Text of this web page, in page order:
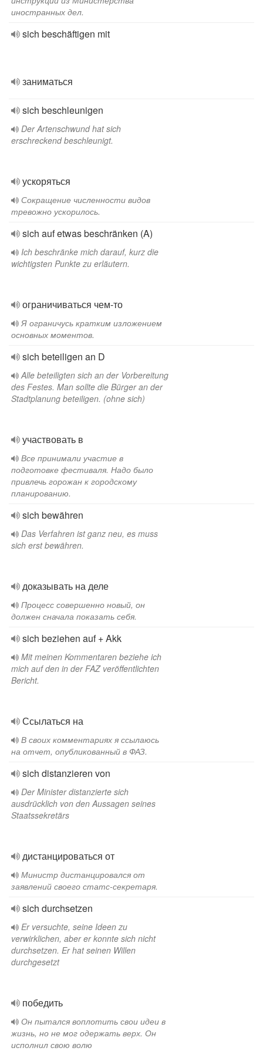
иностранных дел.
sich beschäftigen mit
заниматься
sich beschleunigen
Der Artenschwund hat sich
erschreckend beschleunigt.
ускоряться
Сокращение численности видов
тревожно ускорилось.
sich auf etwas beschränken (A)
Ich beschränke mich darauf, kurz die
wichtigsten Punkte zu erläutern.
ограничиваться чем-то
Я ограничусь кратким изложением
основных моментов.
sich beteiligen an D
Alle beteiligten sich an der Vorbereitung
des Festes. Man sollte die Bürger an der
Stadtplanung beteiligen. (ohne sich)
участвовать в
Все принимали участие в
подготовке фестиваля. Надо было
привлечь горожан к городскому
планированию.
sich bewähren
Das Verfahren ist ganz neu, es muss
sich erst bewähren.
доказывать на деле
Процесс совершенно новый, он
должен сначала показать себя.
sich beziehen auf + Akk
Mit meinen Kommentaren beziehe ich
mich auf den in der FAZ veröffentlichten
Bericht.
Ссылаться на
В своих комментариях я ссылаюсь
на отчет, опубликованный в ФАЗ.
sich distanzieren von
Der Minister distanzierte sich
ausdrücklich von den Aussagen seines
Staatssekretärs
дистанцироваться от
Министр дистанцировался от
заявлений своего статс-секретаря.
sich durchsetzen
Er versuchte, seine Ideen zu
verwirklichen, aber er konnte sich nicht
durchsetzen. Er hat seinen Willen
durchgesetzt
победить
Он пытался воплотить свои идеи в
жизнь, но не мог одержать верх. Он
исполнил свою волю